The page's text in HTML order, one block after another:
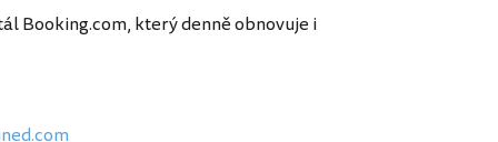
Booking.com, který denně obnovuje i